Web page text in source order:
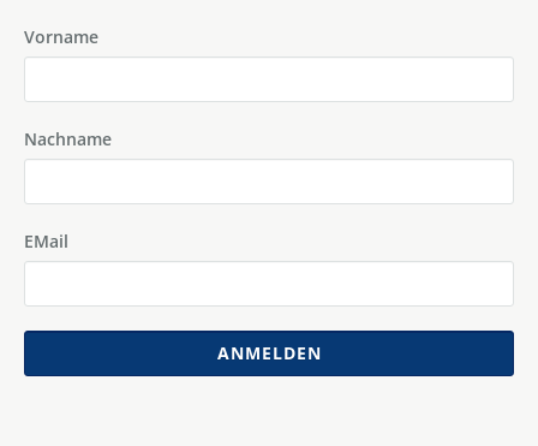
Vorname
Nachname
EMail
ANMELDEN